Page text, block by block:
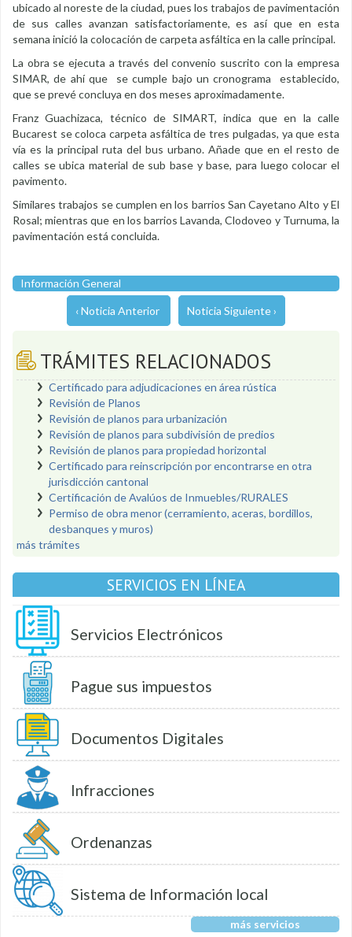
ubicado al noreste de la ciudad, pues los trabajos de pavimentación
de sus calles avanzan satisfactoriamente, es así que en esta
semana inició la colocación de carpeta asfáltica en la calle principal.
La obra se ejecuta a través del convenio suscrito con la empresa
SIMAR, de ahí que se cumple bajo un cronograma establecido,
que se prevé concluya en dos meses aproximadamente.
Franz Guachizaca, técnico de SIMART, indica que en la calle
Bucarest se coloca carpeta asfáltica de tres pulgadas, ya que esta
vía es la principal ruta del bus urbano. Añade que en el resto de
calles se ubica material de sub base y base, para luego colocar el
pavimento.
Similares trabajos se cumplen en los barrios San Cayetano Alto y El
Rosal; mientras que en los barrios Lavanda, Clodoveo y Turnuma, la
pavimentación está concluida.
Información General
‹ Noticia Anterior Noticia Siguiente ›
TRÁMITES RELACIONADOS
Certificado para adjudicaciones en área rústica
Revisión de Planos
Revisión de planos para urbanización
Revisión de planos para subdivisión de predios
Revisión de planos para propiedad horizontal
Certificado para reinscripción por encontrarse en otra
jurisdicción cantonal
Certificación de Avalúos de Inmuebles/RURALES
Permiso de obra menor (cerramiento, aceras, bordillos,
desbanques y muros)
más trámites
SERVICIOS EN LÍNEA
Servicios Electrónicos
Pague sus impuestos
Documentos Digitales
Infracciones
Ordenanzas
Sistema de Información local
más servicios